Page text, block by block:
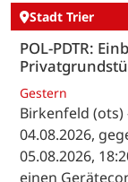
Stadt Trier
POL-PDTR:
Gestern
Birkenfeld (ots)
04.08.2026,
05.08.2026,
einen